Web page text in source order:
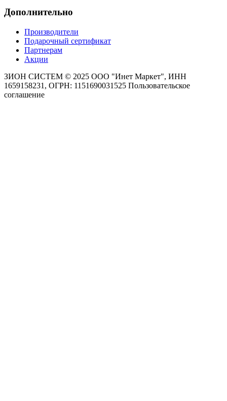
Дополнительно
Производители
Подарочный сертификат
Партнерам
Акции
ЗИОН СИСТЕМ © 2025 ООО "Инет Маркет", ИНН
1659158231, ОГРН: 1151690031525 Пользовательское
соглашение